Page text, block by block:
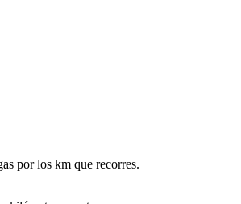
por los km que recorres.